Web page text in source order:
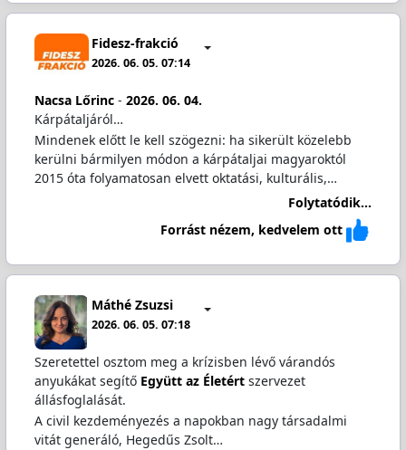
Fidesz-frakció
2026. 06. 05. 07:14
Nacsa Lőrinc- 2026. 06. 04.
Kárpátaljáról…
Mindenek előtt le kell szögezni: ha sikerült közelebb
kerülni bármilyen módon a kárpátaljai magyaroktól
2015 óta folyamatosan elvett oktatási, kulturális,…
Folytatódik...
Forrást nézem, kedvelem ott
Máthé Zsuzsi
2026. 06. 05. 07:18
Szeretettel osztom meg a krízisben lévő várandós
anyukákat segítő Együtt az Életértszervezet
állásfoglalását.
A civil kezdeményezés a napokban nagy társadalmi
vitát generáló, Hegedűs Zsolt…